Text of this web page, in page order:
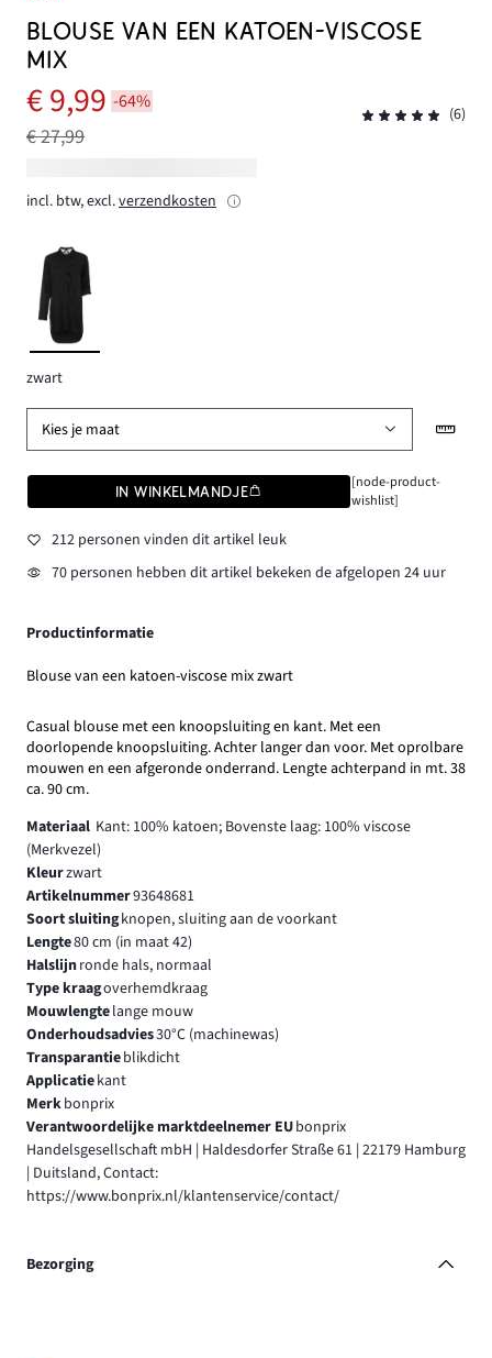
BLOUSE VAN EEN KATOEN-VISCOSE
MIX
€ 9,99 -64%
€ 27,99
(6)
incl. btw, excl.verzendkosten
zwart
Kies je maat
IN WINKELMANDJE
[node-product-
wishlist]
212 personen vinden dit artikel leuk
70 personen hebben dit artikel bekeken de afgelopen 24 uur
Productinformatie
Blouse van een katoen-viscose mix zwart
Casual blouse met een knoopsluiting en kant. Met een
doorlopende knoopsluiting. Achter langer dan voor. Met oprolbare
mouwen en een afgeronde onderrand. Lengte achterpand in mt. 38
ca. 90 cm.
Materiaal Kant: 100% katoen; Bovenste laag: 100% viscose
(Merkvezel)
Kleurzwart
Artikelnummer93648681
Soort sluitingknopen, sluiting aan de voorkant
Lengte80 cm (in maat 42)
Halslijnronde hals, normaal
Type kraagoverhemdkraag
Mouwlengtelange mouw
Onderhoudsadvies30°C (machinewas)
Transparantieblikdicht
Applicatiekant
Merkbonprix
Verantwoordelijke marktdeelnemer EUbonprix
Handelsgesellschaft mbH | Haldesdorfer Straße 61 | 22179 Hamburg
| Duitsland, Contact:
https://www.bonprix.nl/klantenservice/contact/
Bezorging